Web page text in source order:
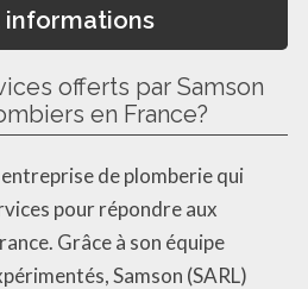
informations
offerts par Samson
en France?
de plomberie qui
pour répondre aux
Grâce à son équipe
Samson (SARL)